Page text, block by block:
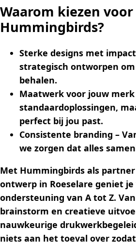
Waarom kiezen voor
Hummingbirds?
Sterke designs met impact
strategisch ontworpen
behalen.
Maatwerk voor jouw merk
standaardoplossingen,
perfect bij jou past.
Consistente branding –
we zorgen dat alles
Met Hummingbirds als
ontwerp in Roeselare geniet je
ondersteuning van A tot Z.
brainstorm en creatieve
nauwkeurige
niets aan het toeval over